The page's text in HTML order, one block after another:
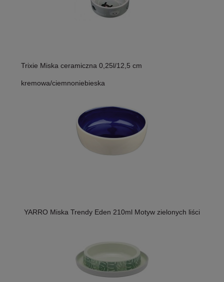
Trixie Miska ceramiczna 0,25l/12,5 cm
kremowa/ciemnoniebieska
YARRO Miska Trendy Eden 210ml Motyw zielonych liści